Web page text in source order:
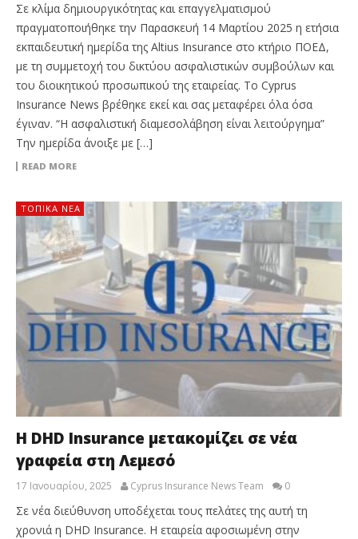
Σε κλίμα δημιουργικότητας και επαγγελματισμού
πραγματοποιήθηκε την Παρασκευή 14 Μαρτίου 2025 η ετήσια
εκπαιδευτική ημερίδα της Altius Insurance στο κτήριο ΠΟΕΔ,
με τη συμμετοχή του δικτύου ασφαλιστικών συμβούλων και
του διοικητικού προσωπικού της εταιρείας. Το Cyprus
Insurance News βρέθηκε εκεί και σας μεταφέρει όλα όσα
έγιναν. “Η ασφαλιστική διαμεσολάβηση είναι λειτούργημα”
Την ημερίδα άνοιξε με […]
READ MORE
ΤΟΠΙΚΑ ΝΕΑ
Η DHD Insurance μετακομίζει σε νέα
γραφεία στη Λεμεσό
17 Ιανουαρίου, 2025 Cyprus Insurance News Team 0
Σε νέα διεύθυνση υποδέχεται τους πελάτες της αυτή τη
χρονιά η DHD Insurance. Η εταιρεία αφοσιωμένη στην